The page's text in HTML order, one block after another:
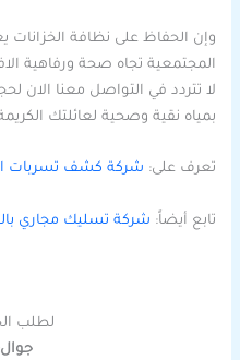
وإن الحفاظ على نظافة
المجتمعية تجاه صحة ورفاهية
لا تتردد في التواصل معنا الان
بمياه نقية وصحية لعائلتك
تعرف على: شركة كشف تسربات
تابع أيضاً: شركة تسليك مجاري
لطلب